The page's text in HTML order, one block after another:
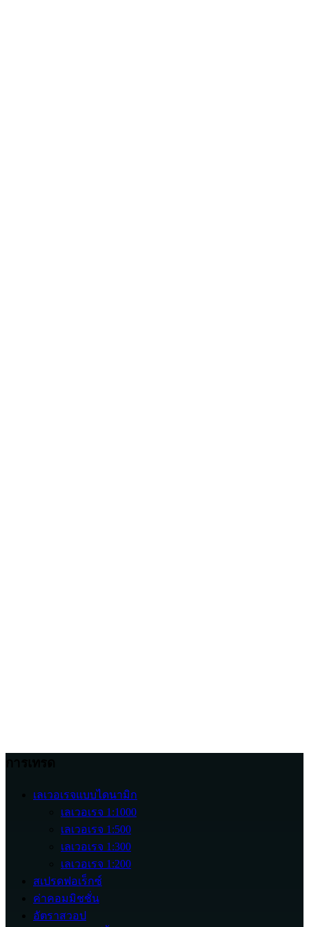
เลเวอเรจแบบไดนามิก
เลเวอเรจ 1:1000
เลเวอเรจ 1:500
เลเวอเรจ 1:300
เลเวอเรจ 1:200
สเปรดฟอเร็กซ์
ค่าคอมมิชชั่น
อัตราสวอป